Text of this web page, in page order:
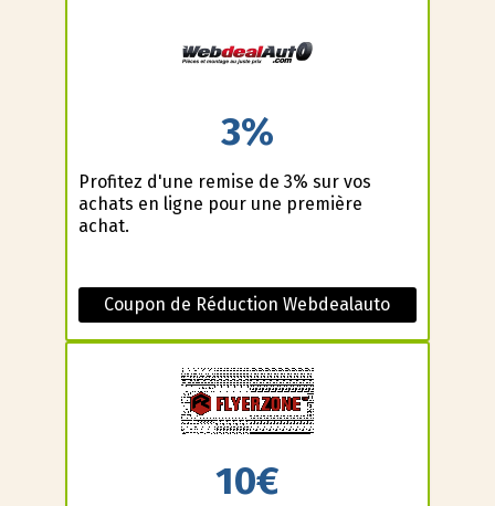
3%
Profitez d'une remise de 3% sur vos
achats en ligne pour une première
achat.
Coupon de Réduction Webdealauto
10€